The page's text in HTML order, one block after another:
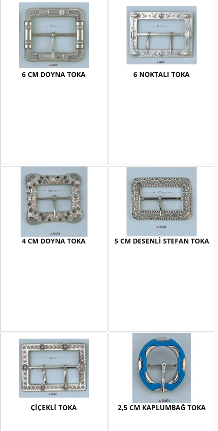
6 CM DOYNA TOKA 6 NOKTALI TOKA
4 CM DOYNA TOKA 5 CM DESENLİ STEFAN TOKA
ÇİÇEKLİ TOKA 2,5 CM KAPLUMBAĞ TOKA